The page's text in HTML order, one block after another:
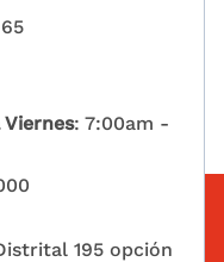
Viernes: 7:00am -
195 opción